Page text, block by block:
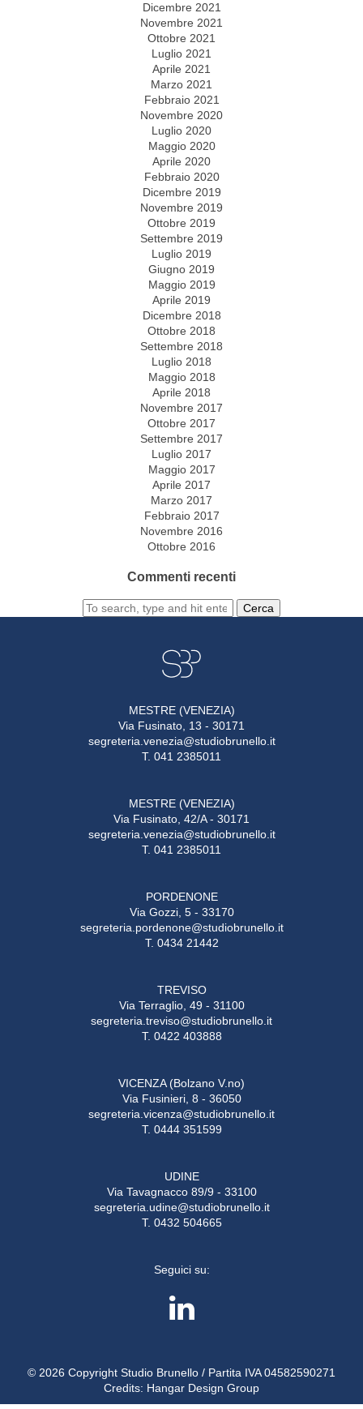
Dicembre 2021
Novembre 2021
Ottobre 2021
Luglio 2021
Aprile 2021
Marzo 2021
Febbraio 2021
Novembre 2020
Luglio 2020
Maggio 2020
Aprile 2020
Febbraio 2020
Dicembre 2019
Novembre 2019
Ottobre 2019
Settembre 2019
Luglio 2019
Giugno 2019
Maggio 2019
Aprile 2019
Dicembre 2018
Ottobre 2018
Settembre 2018
Luglio 2018
Maggio 2018
Aprile 2018
Novembre 2017
Ottobre 2017
Settembre 2017
Luglio 2017
Maggio 2017
Aprile 2017
Marzo 2017
Febbraio 2017
Novembre 2016
Ottobre 2016
Commenti recenti
Cerca
MESTRE (VENEZIA)
Via Fusinato, 13 - 30171
segreteria.venezia@studiobrunello.it
T. 041 2385011
MESTRE (VENEZIA)
Via Fusinato, 42/A - 30171
segreteria.venezia@studiobrunello.it
T. 041 2385011
PORDENONE
Via Gozzi, 5 - 33170
segreteria.pordenone@studiobrunello.it
T. 0434 21442
TREVISO
Via Terraglio, 49 - 31100
segreteria.treviso@studiobrunello.it
T. 0422 403888
VICENZA (Bolzano V.no)
Via Fusinieri, 8 - 36050
segreteria.vicenza@studiobrunello.it
T. 0444 351599
UDINE
Via Tavagnacco 89/9 - 33100
segreteria.udine@studiobrunello.it
T. 0432 504665
Seguici su:
© 2026 Copyright Studio Brunello / Partita IVA 04582590271
Credits: Hangar Design Group